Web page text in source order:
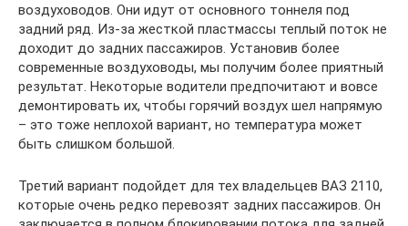
воздуховодов. Они идут от основного тоннеля под
задний ряд. Из-за жесткой пластмассы теплый поток не
доходит до задних пассажиров. Установив более
современные воздуховоды, мы получим более приятный
результат. Некоторые водители предпочитают и вовсе
демонтировать их, чтобы горячий воздух шел напрямую
– это тоже неплохой вариант, но температура может
быть слишком большой.
Третий вариант подойдет для тех владельцев ВАЗ 2110,
которые очень редко перевозят задних пассажиров. Он